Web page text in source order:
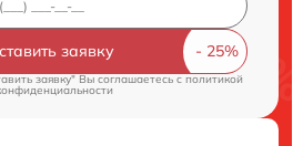
заявку
заявку" Вы соглашаетесь cполитикой